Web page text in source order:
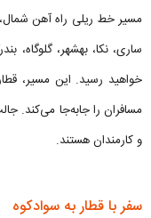
مسیر خط ریلی راه آهن شمال،
ساری، نکا، بهشهر، گلوگاه،
خواهید رسید. این مسیر،
مسافران را جابه‌جا می‌کند.
و کارمندان هستند.
سفر با قطار به سوادکوه